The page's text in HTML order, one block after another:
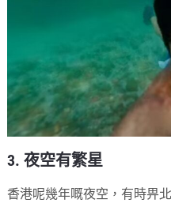
3. 夜空有繁星
香港呢幾年嘅夜空，有時畀